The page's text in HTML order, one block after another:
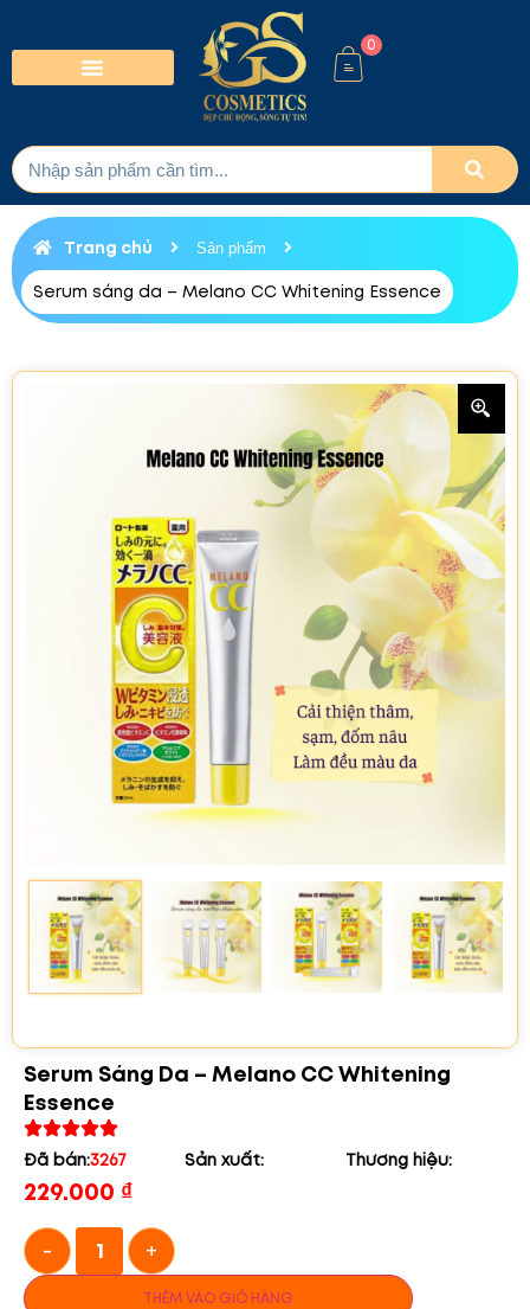
0
Trang chủ Sản phẩm
Serum sáng da – Melano CC Whitening Essence
Serum Sáng Da – Melano CC Whitening
Essence
Đã bán:3267 Sản xuất: Thương hiệu:
229.000 ₫
- +
THÊM VÀO GIỎ HÀNG